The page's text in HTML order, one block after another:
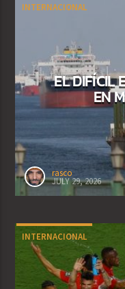
INTERNACIONAL
EL DIFÍCIL
EN
rasco
JULY 29, 2026
INTERNACIONAL